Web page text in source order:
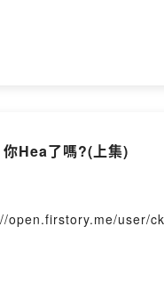
Hea了嗎?(上集)
open.firstory.me/